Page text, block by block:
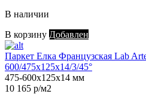
В наличии
В корзину Добавлен
Паркет Елка Французская Lab
600/475х125х14/3/45°
475-600х125х14 мм
10 165 р/м2